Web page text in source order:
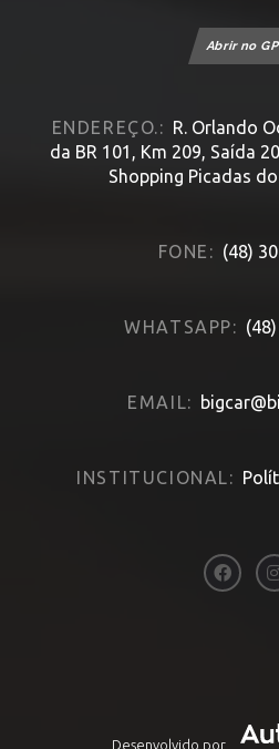
Abrir no
ENDEREÇO.: R. Orlando
da BR 101, Km 209, Saída
Shopping Picadas
FONE: (48)
WHATSAPP:
EMAIL:
INSTITUCIONAL:
Desenvolvido por